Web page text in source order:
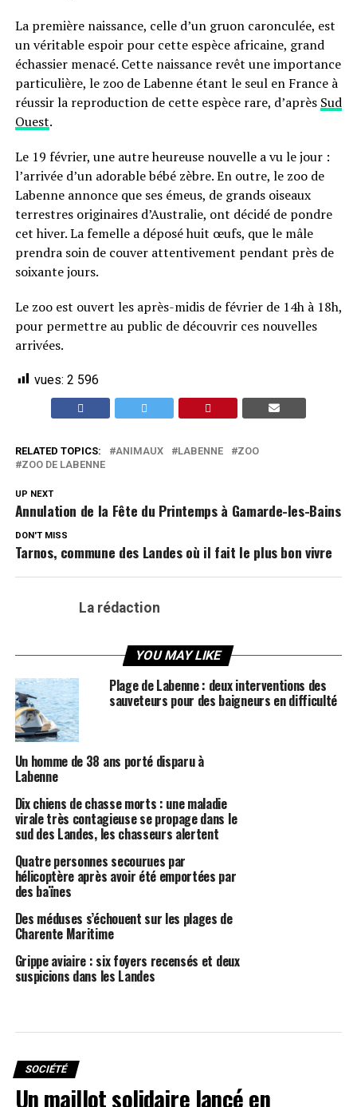
La première naissance, celle d’un gruon caronculée, est
un véritable espoir pour cette espèce africaine, grand
échassier menacé. Cette naissance revêt une importance
particulière, le zoo de Labenne étant le seul en France à
réussir la reproduction de cette espèce rare, d’après Sud
Ouest.
Le 19 février, une autre heureuse nouvelle a vu le jour :
l’arrivée d’un adorable bébé zèbre. En outre, le zoo de
Labenne annonce que ses émeus, de grands oiseaux
terrestres originaires d’Australie, ont décidé de pondre
cet hiver. La femelle a déposé huit œufs, que le mâle
prendra soin de couver attentivement pendant près de
soixante jours.
Le zoo est ouvert les après-midis de février de 14h à 18h,
pour permettre au public de découvrir ces nouvelles
arrivées.
vues: 2 596
RELATED TOPICS: ANIMAUX LABENNE
ZOO
ZOO DE LABENNE
UP NEXT
Annulation de la Fête du Printemps à Gamarde-les-Bains
DON'T MISS
Tarnos, commune des Landes où il fait le plus bon vivre
La rédaction
YOU MAY LIKE
Plage de Labenne : deux interventions des
sauveteurs pour des baigneurs en difficulté
Un homme de 38 ans porté disparu à
Labenne
Dix chiens de chasse morts : une maladie
virale très contagieuse se propage dans le
sud des Landes, les chasseurs alertent
Quatre personnes secourues par
hélicoptère après avoir été emportées par
des baïnes
Des méduses s’échouent sur les plages de
Charente Maritime
Grippe aviaire : six foyers recensés et deux
suspicions dans les Landes
SOCIÉTÉ
Un maillot solidaire lancé en